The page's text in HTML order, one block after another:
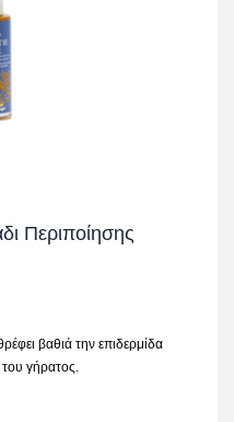
Περιποίησης
βαθιά την επιδερμίδα
γήρατος.